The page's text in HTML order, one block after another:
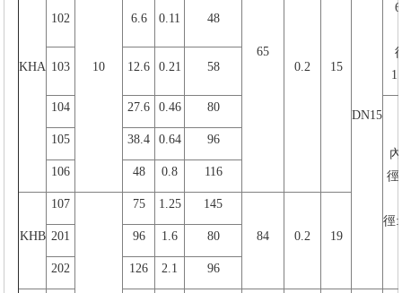
KHA 10
65
0.2
15
DN15
102 6.6 0.11 48
103 12.6 0.21 58
104 27.6 0.46 80
徑
徑
105 38.4 0.64 96
106 48 0.8 116
KHB
107 75 1.25 145
84 0.2 19
201 96 1.6 80
202 126 2.1 96